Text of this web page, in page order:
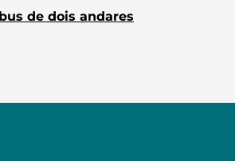
de dois andares